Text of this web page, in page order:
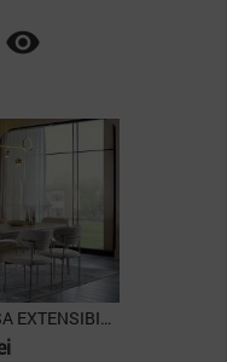

SET DINING ROOM CU MASA EXTENSIBILA ESTELLA